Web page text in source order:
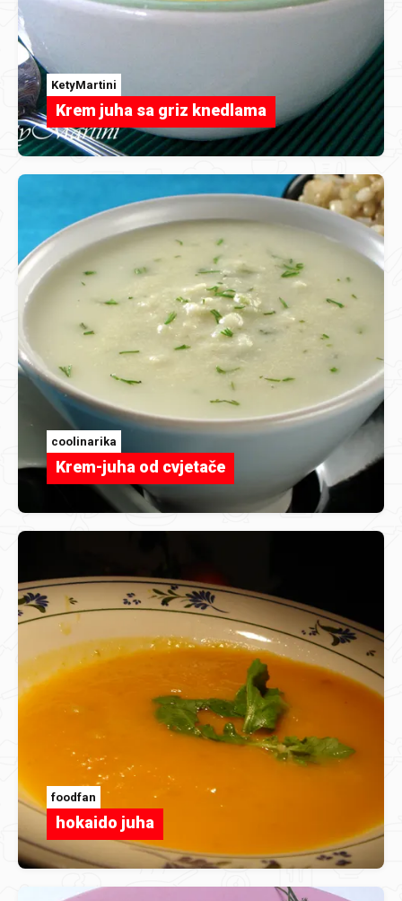
KetyMartini
Krem juha sa griz knedlama
coolinarika
Krem-juha od cvjetače
foodfan
hokaido juha